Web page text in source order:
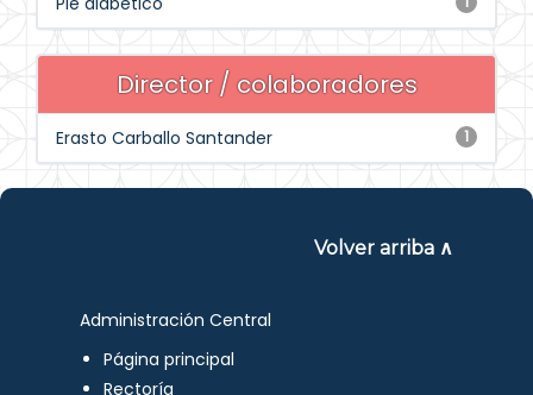
Director / colaboradores
1
Erasto Carballo Santander
Volver arriba ∧
Administración Central
Página principal
Rectoría